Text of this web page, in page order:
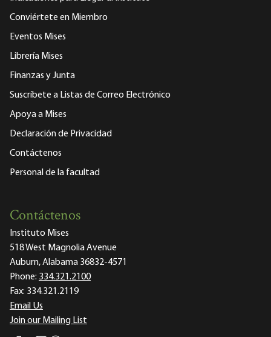
Conviértete en Miembro
Eventos Mises
Librería Mises
Finanzas y Junta
Suscríbete a Listas de Correo Electrónico
Apoya a Mises
Declaración de Privacidad
Contáctenos
Personal de la facultad
Contáctenos
Instituto Mises
518 West Magnolia Avenue
Auburn, Alabama 36832-4571
Phone: 334.321.2100
Fax: 334.321.2119
Email Us
Join our Mailing List